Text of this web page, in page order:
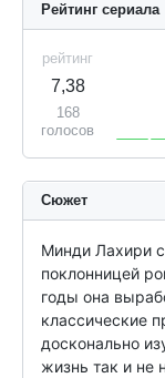
Рейтинг сериала
рейтинг
7,38
168
голосов
Сюжет
Минди Лахири
поклонницей
годы она
классические
досконально
жизнь так и не